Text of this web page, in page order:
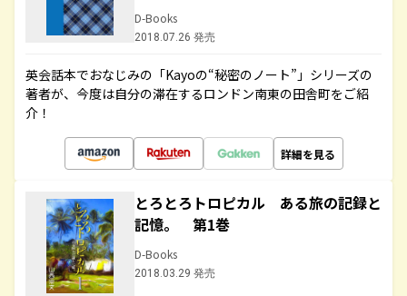
D-Books
2018.07.26 発売
英会話本でおなじみの「Kayoの“秘密のノート”」シリーズの
著者が、今度は自分の滞在するロンドン南東の田舎町をご紹
介！
詳細を見る
とろとろトロピカル ある旅の記録と
記憶。 第1巻
D-Books
2018.03.29 発売